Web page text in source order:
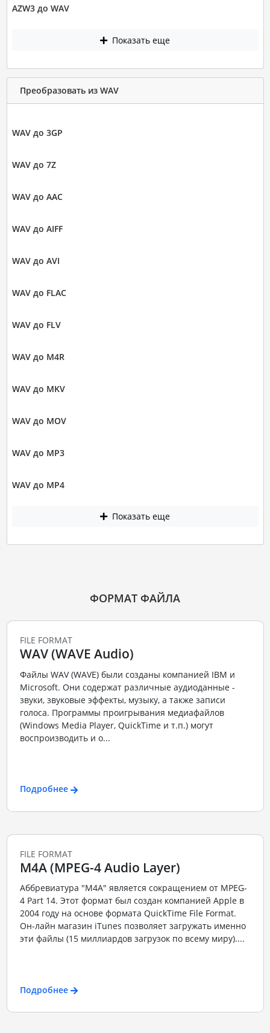
AZW3 до WAV
Показать еще
Преобразовать из WAV
WAV до 3GP
WAV до 7Z
WAV до AAC
WAV до AIFF
WAV до AVI
WAV до FLAC
WAV до FLV
WAV до M4R
WAV до MKV
WAV до MOV
WAV до MP3
WAV до MP4
Показать еще
ФОРМАТ ФАЙЛА
FILE FORMAT
WAV (WAVE Audio)
Файлы WAV (WAVE) были созданы компанией IBM и
Microsoft. Они содержат различные аудиоданные -
звуки, звуковые эффекты, музыку, а также записи
голоса. Программы проигрывания медиафайлов
(Windows Media Player, QuickTime и т.п.) могут
воспроизводить и о...
Подробнее
FILE FORMAT
M4A (MPEG-4 Audio Layer)
Аббревиатура "M4A" является сокращением от MPEG-
4 Part 14. Этот формат был создан компанией Apple в
2004 году на основе формата QuickTime File Format.
Он-лайн магазин iTunes позволяет загружать именно
эти файлы (15 миллиардов загрузок по всему миру)....
Подробнее